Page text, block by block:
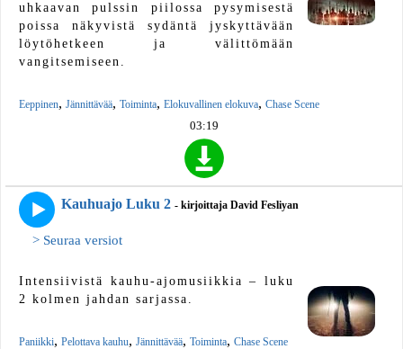
uhkaavan pulssin piilossa pysymisestä
poissa näkyvistä sydäntä jyskyttävään
löytöhetkeen ja välittömään
vangitsemiseen.
Eeppinen, Jännittävää, Toiminta, Elokuvallinen elokuva, Chase Scene
03:19
Kauhuajo Luku 2 - kirjoittaja David Fesliyan
> Seuraa versiot
Intensiivistä kauhu-ajomusiikkia – luku
2 kolmen jahdan sarjassa.
Paniikki, Pelottava kauhu, Jännittävää, Toiminta, Chase Scene